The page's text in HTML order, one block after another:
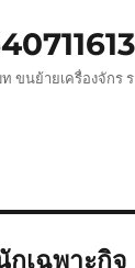
ขนย้ายเครื่องจัก
เฉพาะกิจ